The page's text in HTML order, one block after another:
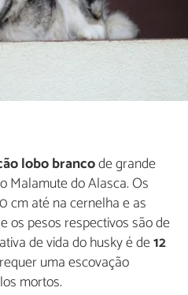
lobo brancode grande
Malamute do Alasca. Os
cm até na cernelha e as
os pesos respectivos são de
de vida do husky é de12
uma escovação
mortos.